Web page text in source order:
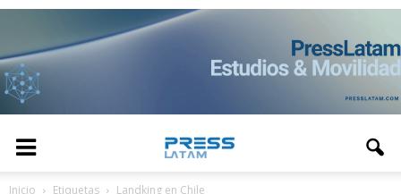
Inicio Etiquetas Landking en Chile